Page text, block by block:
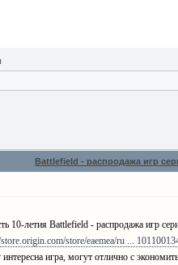
Battlefield - распродажа игр
10-летия Battlefield - распродажа игр
store/eaemea/ru ...
игра, могут отлично с